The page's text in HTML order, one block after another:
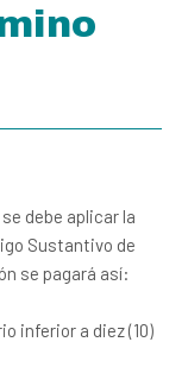
dos dias.
con los
de contrato?
pago y entrega
debe aplicar la
Sustantivo de
se pagará así:
inferior a diez (10)